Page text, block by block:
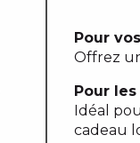
Pour
Offrez
Pour
Idéal
cadeau